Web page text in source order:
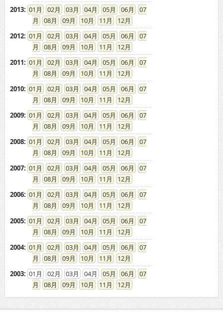
01 02 03 04 05 06
07
08
09 10 11
12
01 02 03 04 05 06
07
08
09 10 11
12
01 02 03 04 05 06
07
08
09 10 11
12
01 02 03 04 05 06
07
08
09 10 11
12
01 02 03 04 05 06
07
08
09 10 11
12
01 02 03 04 05 06
07
08
09 10 11
12
01 02 03 04 05 06
07
08
09 10 11
12
01 02 03 04 05 06
07
08
09 10 11
12
01 02 03 04 05 06
07
08
09 10 11 12
ドカントをご利用する皆様へ
求人広告の説明
免責事項